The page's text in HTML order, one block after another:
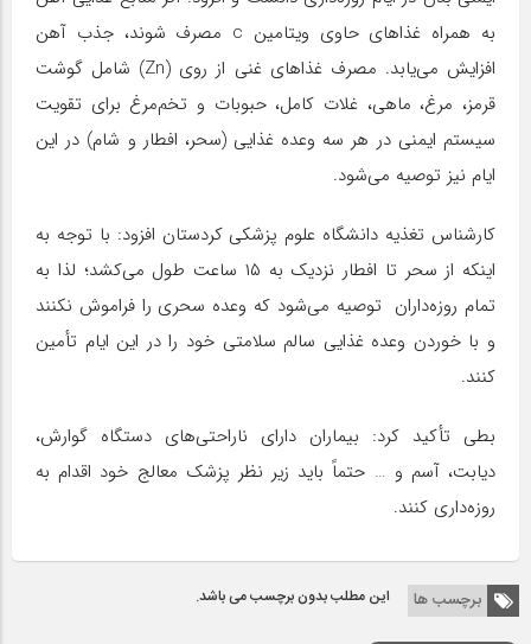
به همراه غذاهای حاوی ویتامین c مصرف شوند، جذب آهن
افزایش می‌یابد. مصرف غذاهای غنی از روی (Zn) شامل گوشت
قرمز، مرغ، ماهی، غلات کامل، حبوبات و تخم‌مرغ برای تقویت
سیستم ایمنی در هر سه وعده غذایی (سحر، افطار و شام) در این
ایام نیز توصیه می‌شود.
کارشناس تغذیه دانشگاه علوم پزشکی کردستان افزود: با توجه به
اینکه از سحر تا افطار نزدیک به ۱۵ ساعت طول می‌کشد؛ لذا به
تمام روزه‌داران توصیه می‌شود که وعده سحری را فراموش نکنند
و با خوردن وعده غذایی سالم سلامتی خود را در این ایام تأمین
کنند.
بطی تأکید کرد: بیماران دارای ناراحتی‌های دستگاه گوارش،
دیابت، آسم و … حتماً باید زیر نظر پزشک معالج خود اقدام به
روزه‌داری کنند.
برچسب ها این مطلب بدون برچسب می باشد.